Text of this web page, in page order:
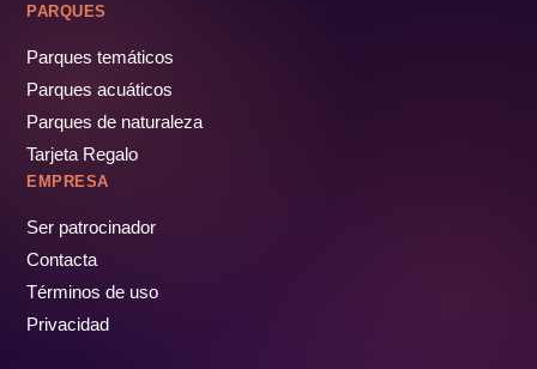
PARQUES
Parques temáticos
Parques acuáticos
Parques de naturaleza
Tarjeta Regalo
EMPRESA
Ser patrocinador
Contacta
Términos de uso
Privacidad